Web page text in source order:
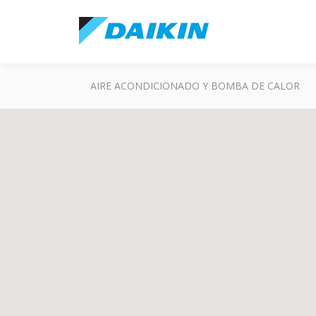
AIRE ACONDICIONADO Y BOMBA DE CALOR